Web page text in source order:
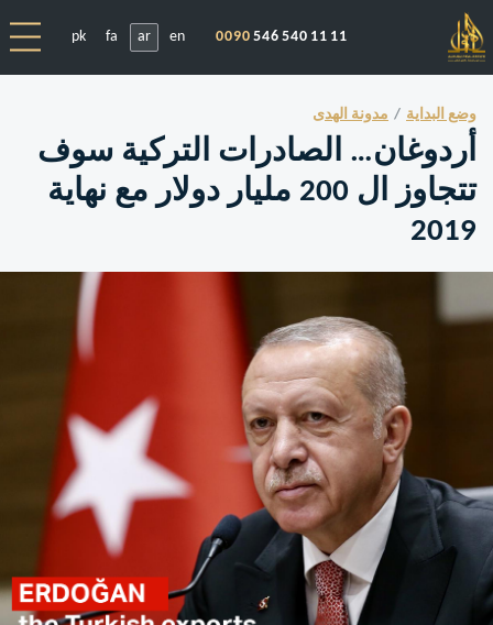
0090 546 540 11 11
en
ar
fa
pk
وضع البداية مدونة الهدى
أردوغان… الصادرات التركية سوف
تتجاوز ال 200 مليار دولار مع نهاية
2019